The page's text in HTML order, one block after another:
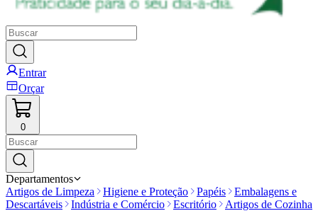
Entrar
Orçar
0
Departamentos
Artigos de Limpeza
Higiene e Proteção Papéis
Embalagens e
Descartáveis
Indústria e Comércio Escritório
Artigos de Cozinha